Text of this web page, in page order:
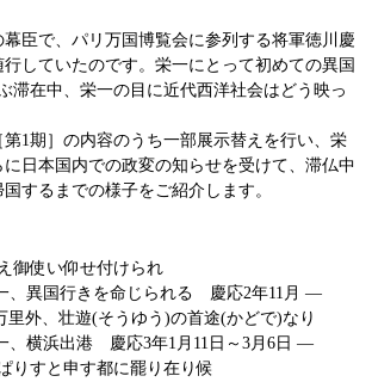
臣で、パリ万国博覧会に参列する将軍徳川慶
していたのです。栄一にとって初めての異国
滞在中、栄一の目に近代西洋社会はどう映っ
1期］の内容のうち一部展示替えを行い、栄
日本国内での政変の知らせを受けて、滞仏中
するまでの様子をご紹介します。
御使い仰せ付けられ
きを命じられる 慶応2年11 月 ―
里外、壮遊(そうゆう )の首途(かどで)なり
出港 慶応3年1 月 11 日～ 3月 6日 ―
すと申す都に罷り在り候